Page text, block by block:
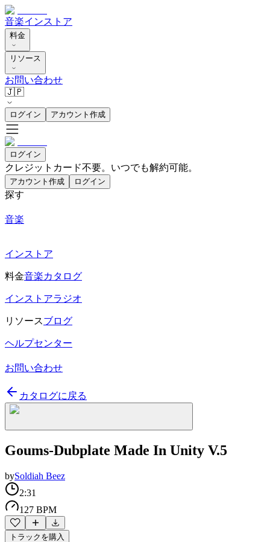
音楽インストア
料金
リソース
お問い合わせ
🇯🇵
ログイン アカウント作成
ログイン
クレジットカード不要。いつでも解約可能。
アカウント作成 ログイン
探す
音楽
インストア
料金音楽カタログ
インストアラジオ
リソースブログ
ヘルプセンター
お問い合わせ
カタログに戻る
Goums-Dubplate Made In Unity V.5
bySoldiah Beez
2:31
127 BPM
トラックを購入